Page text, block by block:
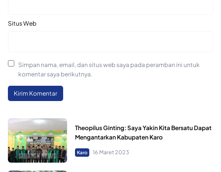
Situs Web
Simpan nama, email, dan situs web saya pada peramban ini untuk
komentar saya berikutnya.
Theopilus Ginting: Saya Yakin Kita Bersatu Dapat
Mengantarkan Kabupaten Karo
Karo 16 Maret 2023